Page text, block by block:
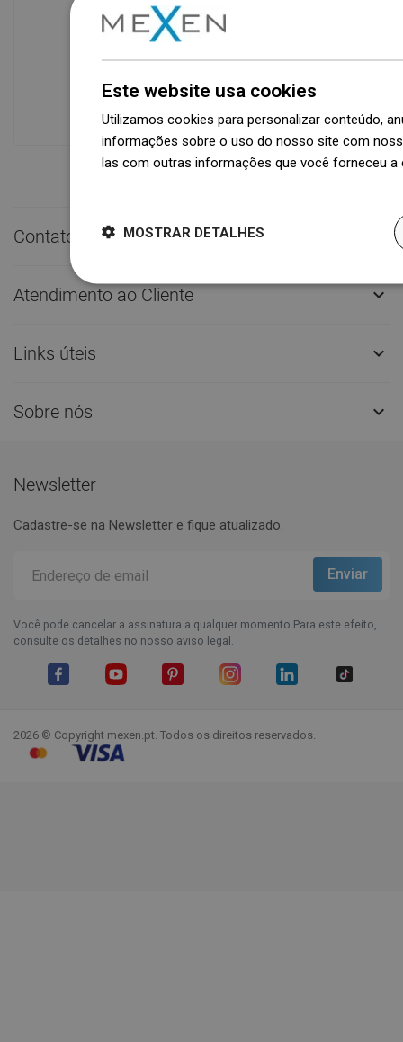
Disponibilidade de mercadorias
Um moderno centro logístico com área
de 31.000 m² e mais de 68.000 paletes
oferece mais de 1.500.000 peças de
Contato rápido
Atendimento ao Cliente 
Links úteis 
Sobre nós 
Newsletter
Cadastre-se na Newsletter e fique atualizado.
Você pode cancelar a assinatura a qualquer momento.Para este efeito,
consulte os detalhes no nosso aviso legal.
2026 © Copyright mexen.pt. Todos os direitos reservados.
Este website usa cookies
Utilizamos cookies para personalizar conteúdo,
informações sobre o uso do nosso site com
las com outras informações que você forneceu
MOSTRAR DETALHES